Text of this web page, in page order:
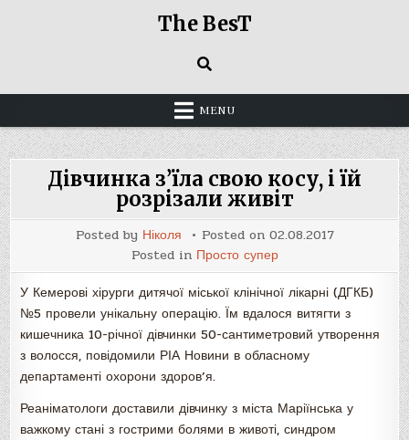
The BesT
MENU
Дівчинка з’їла свою косу, і їй
розрізали живіт
Posted by Ніколя Posted on 02.08.2017
Posted in Просто супер
У Кемерові хірурги дитячої міської клінічної лікарні (ДГКБ)
№5 провели унікальну операцію. Їм вдалося витягти з
кишечника 10-річної дівчинки 50-сантиметровий утворення
з волосся, повідомили РІА Новини в обласному
департаменті охорони здоров’я.
Реаніматологи доставили дівчинку з міста Маріїнська у
важкому стані з гострими болями в животі, синдром